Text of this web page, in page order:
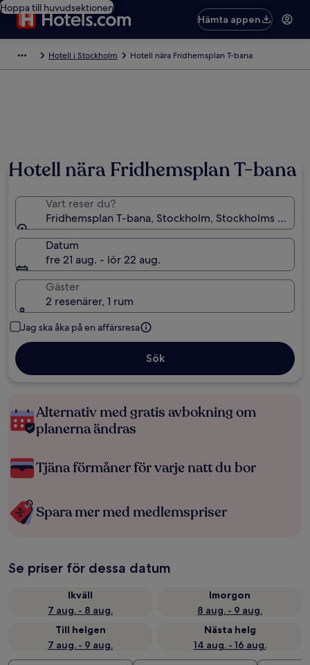
Hoppa till huvudsektionen
Hämta appen
Hotell i Stockholm Hotell nära Fridhemsplan T-bana
Hotell nära Fridhemsplan T-bana
Vart reser du?
Fridhemsplan T-bana, Stockholm, Stockholms län,
Datum
fre 21 aug. - lör 22 aug.
Gäster
2 resenärer, 1 rum
Jag ska åka på en affärsresa
Sök
Alternativ med gratis avbokning om
planerna ändras
Tjäna förmåner för varje natt du bor
Spara mer med medlemspriser
Se priser för dessa datum
Ikväll
7 aug. - 8 aug.
Imorgon
8 aug. - 9 aug.
Till helgen
7 aug. - 9 aug.
Nästa helg
14 aug. - 16 aug.